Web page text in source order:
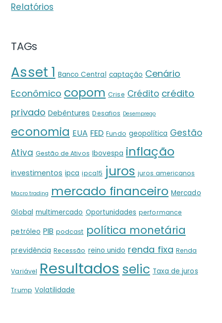
Relatórios
TAGs
Asset 1 Banco Central captação Cenário
Econômico copom Crise Crédito crédito
privado Debêntures Desafios Desemprego
economia EUA FED Fundo geopolítica Gestão
Ativa Gestão de Ativos Ibovespa inflação
investimentos ipca ipca15 juros juros americanos
Macro trading mercado financeiro Mercado
Global multimercado Oportunidades performance
petróleo PIB podcast política monetária
previdência Recessão reino unido renda fixa Renda
Variável Resultados selic Taxa de juros
Trump Volatilidade